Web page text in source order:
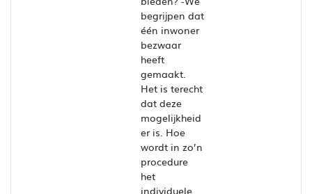
begrijpen dat
één inwoner
bezwaar
heeft
gemaakt.
Het is terecht
dat deze
mogelijkheid
er is. Hoe
wordt in zo’n
procedure
het
individuele